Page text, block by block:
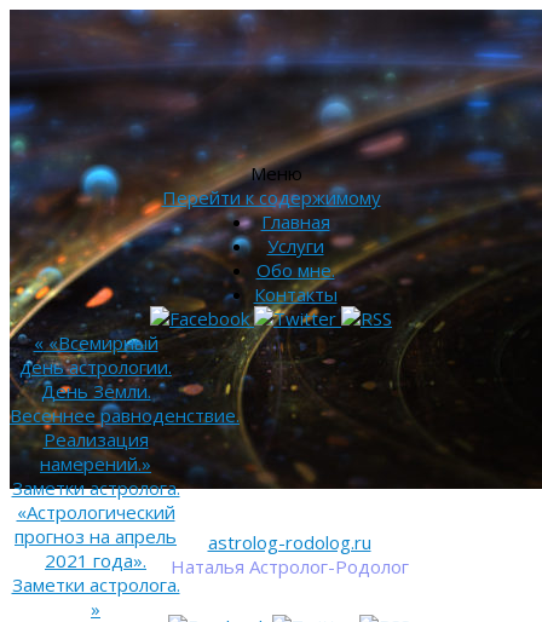
astrolog-rodolog.ru
Наталья Астролог-Родолог
Меню
Перейти к содержимому
Главная
Услуги
Обо мне.
Контакты
««Всемирный
день астрологии.
День Земли.
Весеннее равноденствие.
Реализация
намерений.»
Заметки астролога.
«Астрологический
прогноз на апрель
2021 года».
Заметки астролога.
»